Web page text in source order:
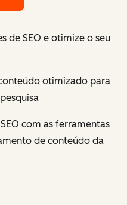
de SEO e otimize o seu
otimizado para
com as ferramentas
de conteúdo da